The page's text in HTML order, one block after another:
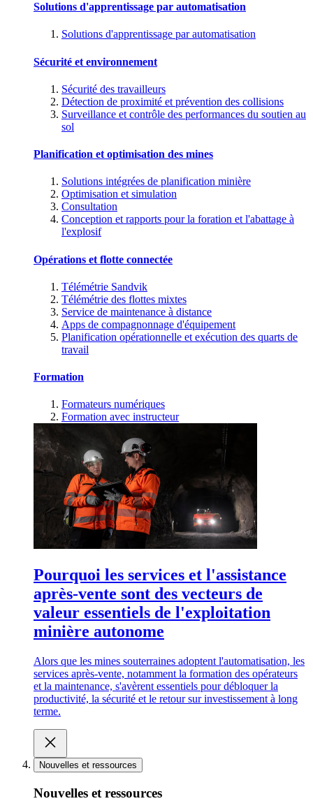
Solutions d'apprentissage par automatisation
Solutions d'apprentissage par automatisation
Sécurité et environnement
Sécurité des travailleurs
Détection de proximité et prévention des collisions
Surveillance et contrôle des performances du soutien au
sol
Planification et optimisation des mines
Solutions intégrées de planification minière
Optimisation et simulation
Consultation
Conception et rapports pour la foration et l'abattage à
l'explosif
Opérations et flotte connectée
Télémétrie Sandvik
Télémétrie des flottes mixtes
Service de maintenance à distance
Apps de compagnonnage d'équipement
Planification opérationnelle et exécution des quarts de
travail
Formation
Formateurs numériques
Formation avec instructeur
Pourquoi les services et l'assistance
après-vente sont des vecteurs de
valeur essentiels de l'exploitation
minière autonome
Alors que les mines souterraines adoptent l'automatisation, les
services après-vente, notamment la formation des opérateurs
et la maintenance, s'avèrent essentiels pour débloquer la
productivité, la sécurité et le retour sur investissement à long
terme.
Nouvelles et ressources
Nouvelles et ressources